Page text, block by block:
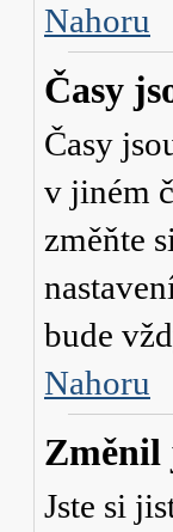
Nahoru
Časy
Časy
v jiném
změňte
bude
Nahoru
Změnil
Jste si